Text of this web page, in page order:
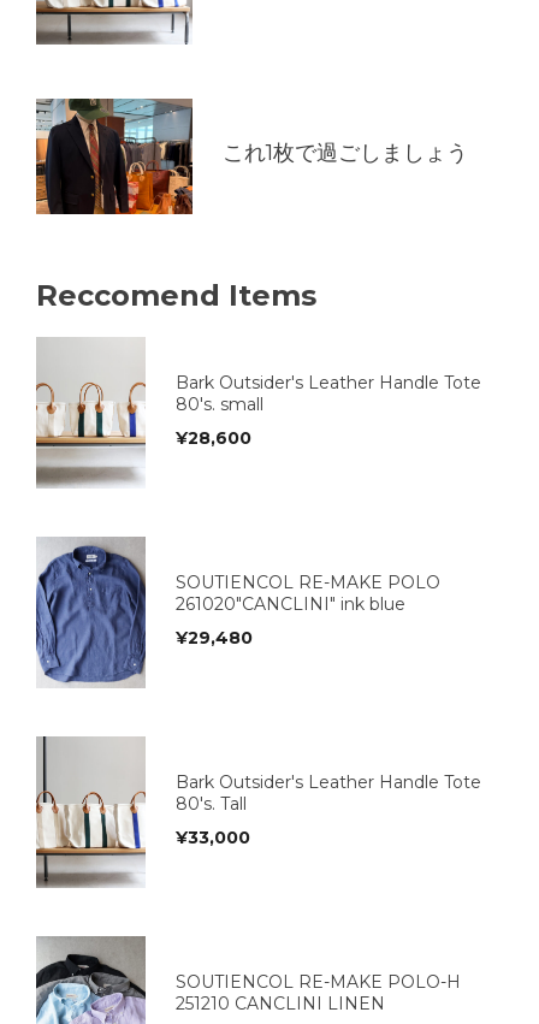
これ1枚で過ごしましょう
Reccomend Items
Bark Outsider's Leather Handle Tote
80's. small
¥28,600
SOUTIENCOL RE-MAKE POLO
261020"CANCLINI" ink blue
¥29,480
Bark Outsider's Leather Handle Tote
80's. Tall
¥33,000
SOUTIENCOL RE-MAKE POLO-H
251210 CANCLINI LINEN